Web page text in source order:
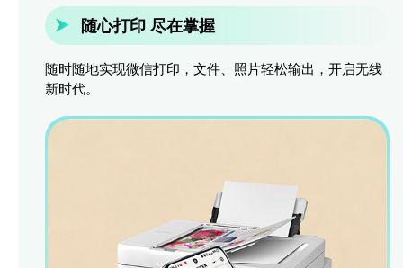
随心打印 尽在掌握
随时随地实现微信打印，文件、照片轻松输出，开启无线
新时代。